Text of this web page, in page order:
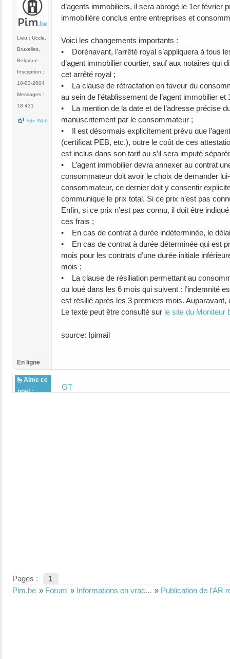
Lieu : Uccle,
Bruxelles,
Belgique
Inscription :
10-03-2004
Messages :
18 431
Site Web
d’agents immobiliers, il sera abrogé le 1er février
immobilière conclus entre entreprises et
Voici les changements importants :
• Dorénavant, l'arrêté royal s’appliquera à tous
d’agent immobilier courtier, sauf aux notaires qui
cet arrêté royal ;
• La clause de rétractation en faveur du
au sein de l’établissement de l’agent immobilier
• La mention de la date et de l’adresse précise
manuscritement par le consommateur ;
• Il est désormais explicitement prévu que
(certificat PEB, etc.), outre le coût de ces
est inclus dans son tarif ou s’il sera imputé
• L’agent immobilier devra annexer au contrat
consommateur doit avoir le choix de demander
consommateur, ce dernier doit y consentir
communique le prix total. Si ce prix n’est pas
Enfin, si ce prix n’est pas connu, il doit être
ces frais ;
• En cas de contrat à durée indéterminée, le
• En cas de contrat à durée déterminée qui est
mois pour les contrats d’une durée initiale
mois ;
• La clause de résiliation permettant au
ou loué dans les 6 mois qui suivent : l’indemnité
est résilié après les 3 premiers mois. Auparavant,
Le texte peut être consulté sur le site du Moniteur
source: Ipimail
En ligne
Aime ce
post :
GT
Pages :
1
Pim.be » Forum » Informations en vrac... » Publication de l’AR